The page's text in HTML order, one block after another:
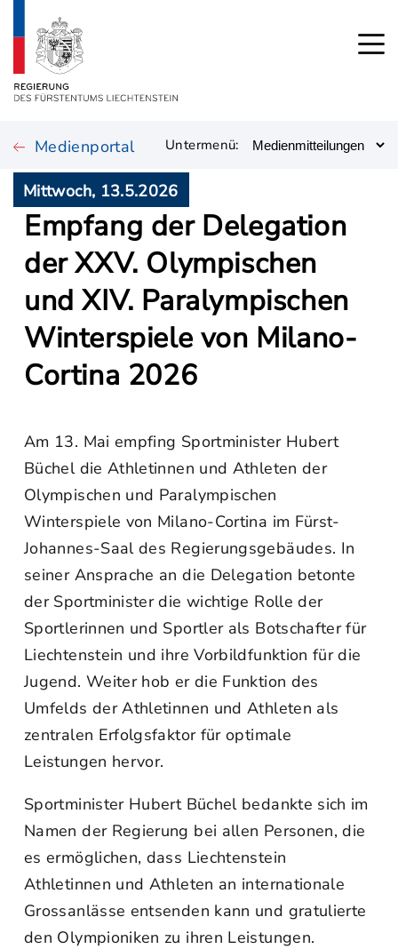
Medienportal Untermenü:
Mittwoch, 13.5.2026
Empfang der Delegation
der XXV. Olympischen
und XIV. Paralympischen
Winterspiele von Milano-
Cortina 2026
Am 13. Mai empfing Sportminister Hubert
Büchel die Athletinnen und Athleten der
Olympischen und Paralympischen
Winterspiele von Milano-Cortina im Fürst-
Johannes-Saal des Regierungsgebäudes. In
seiner Ansprache an die Delegation betonte
der Sportminister die wichtige Rolle der
Sportlerinnen und Sportler als Botschafter für
Liechtenstein und ihre Vorbildfunktion für die
Jugend. Weiter hob er die Funktion des
Umfelds der Athletinnen und Athleten als
zentralen Erfolgsfaktor für optimale
Leistungen hervor.
Sportminister Hubert Büchel bedankte sich im
Namen der Regierung bei allen Personen, die
es ermöglichen, dass Liechtenstein
Athletinnen und Athleten an internationale
Grossanlässe entsenden kann und gratulierte
den Olympioniken zu ihren Leistungen.